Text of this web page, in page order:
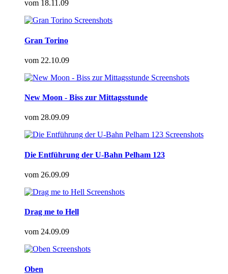
vom 18.11.09
Gran Torino
vom 22.10.09
New Moon - Biss zur Mittagsstunde
vom 28.09.09
Die Entführung der U-Bahn Pelham 123
vom 26.09.09
Drag me to Hell
vom 24.09.09
Oben